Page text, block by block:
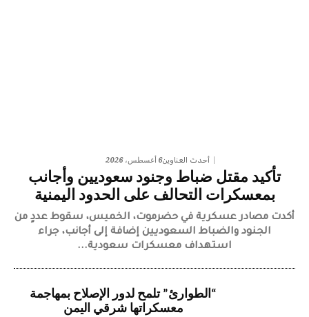
أحدث العناوين6 أغسطس، 2026
تأكيد مقتل ضباط وجنود سعوديين وأجانب
بمعسكرات التحالف على الحدود اليمنية
أكدت مصادر عسكرية في حضرموت، الخميس، سقوط عددٍ من
الجنود والضباط السعوديين إضافة إلى أجانب، جراء
استهداف معسكرات سعودية...
“الطوارئ” تلمح لدور الإصلاح بمهاجمة
معسكراتها شرقي اليمن